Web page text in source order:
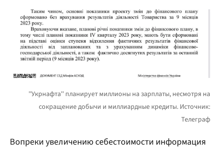
Вопреки увеличению себестоимости информация